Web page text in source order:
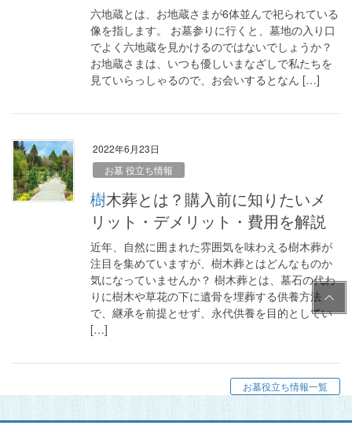
六地蔵とは、お地蔵さまが6体並んで祀られている
像を指します。 お墓参りに行くと、墓地の入り口
でよく六地蔵を見かけるのではないでしょうか？
お地蔵さまは、いつも優しいまなざしで私たちを
見ていらっしゃるので、お会いするとなん […]
2022年6月23日
お墓 役立ち情報
樹木葬とは？購入前に知りたいメ
リット・デメリット・費用を解説
近年、自然に囲まれた雰囲気を味わえる樹木葬が
注目を集めていますが、樹木葬とはどんなものか
気になっていませんか？ 樹木葬とは、墓石の代わ
りに樹木や草花の下に遺骨を埋葬する供養方法
で、継承を前提とせず、永代供養を目的としてい
[…]
お墓役立ち情報一覧
PAG
E